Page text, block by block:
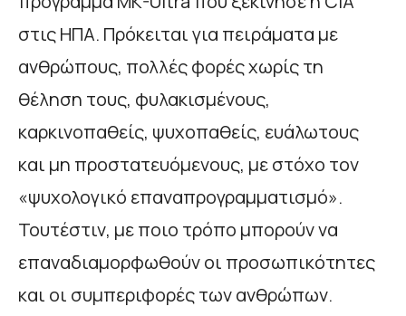
στις ΗΠΑ. Πρόκειται για πειράματα με
ανθρώπους, πολλές φορές χωρίς τη
θέληση τους, φυλακισμένους,
καρκινοπαθείς, ψυχοπαθείς, ευάλωτους
και μη προστατευόμενους, με στόχο τον
«ψυχολογικό επαναπρογραμματισμό».
Τουτέστιν, με ποιο τρόπο μπορούν να
επαναδιαμορφωθούν οι προσωπικότητες
και οι συμπεριφορές των ανθρώπων.